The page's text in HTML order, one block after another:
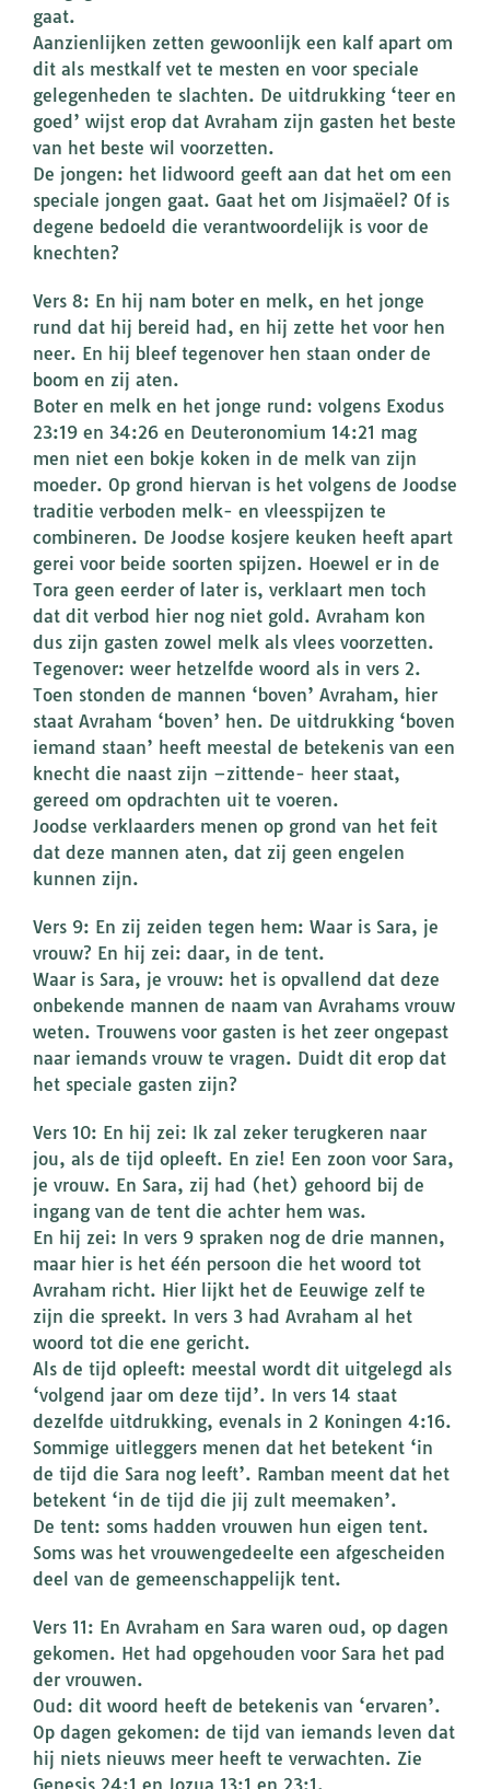
gaat.
Aanzienlijken zetten gewoonlijk een kalf apart om
dit als mestkalf vet te mesten en voor speciale
gelegenheden te slachten. De uitdrukking ‘teer en
goed’ wijst erop dat Avraham zijn gasten het beste
van het beste wil voorzetten.
De jongen: het lidwoord geeft aan dat het om een
speciale jongen gaat. Gaat het om Jisjmaëel? Of is
degene bedoeld die verantwoordelijk is voor de
knechten?
Vers 8: En hij nam boter en melk, en het jonge
rund dat hij bereid had, en hij zette het voor hen
neer. En hij bleef tegenover hen staan onder de
boom en zij aten.
Boter en melk en het jonge rund: volgens Exodus
23:19 en 34:26 en Deuteronomium 14:21 mag
men niet een bokje koken in de melk van zijn
moeder. Op grond hiervan is het volgens de Joodse
traditie verboden melk- en vleesspijzen te
combineren. De Joodse kosjere keuken heeft apart
gerei voor beide soorten spijzen. Hoewel er in de
Tora geen eerder of later is, verklaart men toch
dat dit verbod hier nog niet gold. Avraham kon
dus zijn gasten zowel melk als vlees voorzetten.
Tegenover: weer hetzelfde woord als in vers 2.
Toen stonden de mannen ‘boven’ Avraham, hier
staat Avraham ‘boven’ hen. De uitdrukking ‘boven
iemand staan’ heeft meestal de betekenis van een
knecht die naast zijn –zittende- heer staat,
gereed om opdrachten uit te voeren.
Joodse verklaarders menen op grond van het feit
dat deze mannen aten, dat zij geen engelen
kunnen zijn.
Vers 9: En zij zeiden tegen hem: Waar is Sara, je
vrouw? En hij zei: daar, in de tent.
Waar is Sara, je vrouw: het is opvallend dat deze
onbekende mannen de naam van Avrahams vrouw
weten. Trouwens voor gasten is het zeer ongepast
naar iemands vrouw te vragen. Duidt dit erop dat
het speciale gasten zijn?
Vers 10: En hij zei: Ik zal zeker terugkeren naar
jou, als de tijd opleeft. En zie! Een zoon voor Sara,
je vrouw. En Sara, zij had (het) gehoord bij de
ingang van de tent die achter hem was.
En hij zei: In vers 9 spraken nog de drie mannen,
maar hier is het één persoon die het woord tot
Avraham richt. Hier lijkt het de Eeuwige zelf te
zijn die spreekt. In vers 3 had Avraham al het
woord tot die ene gericht.
Als de tijd opleeft: meestal wordt dit uitgelegd als
‘volgend jaar om deze tijd’. In vers 14 staat
dezelfde uitdrukking, evenals in 2 Koningen 4:16.
Sommige uitleggers menen dat het betekent ‘in
de tijd die Sara nog leeft’. Ramban meent dat het
betekent ‘in de tijd die jij zult meemaken’.
De tent: soms hadden vrouwen hun eigen tent.
Soms was het vrouwengedeelte een afgescheiden
deel van de gemeenschappelijk tent.
Vers 11: En Avraham en Sara waren oud, op dagen
gekomen. Het had opgehouden voor Sara het pad
der vrouwen.
Oud: dit woord heeft de betekenis van ‘ervaren’.
Op dagen gekomen: de tijd van iemands leven dat
hij niets nieuws meer heeft te verwachten. Zie